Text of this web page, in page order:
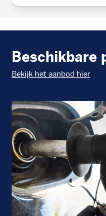
Beschikbare
Bekijk het aanbod hier